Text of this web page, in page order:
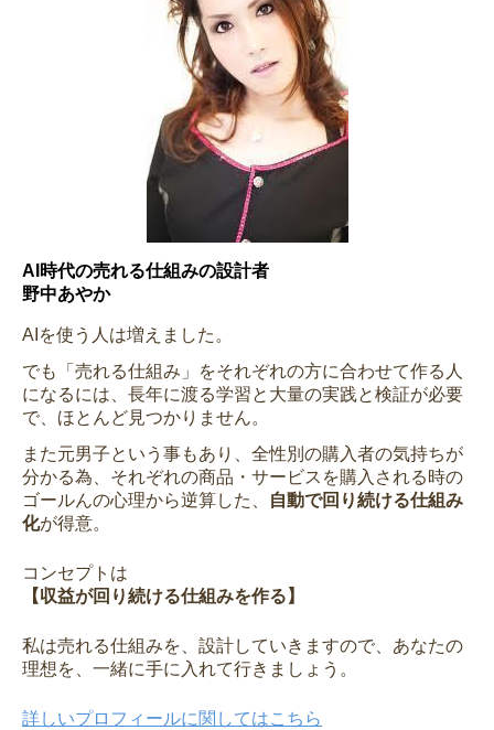
AI時代の売れる仕組みの設計者
野中あやか
AIを使う人は増えました。
でも「売れる仕組み」をそれぞれの方に合わせて作る人
になるには、長年に渡る学習と大量の実践と検証が必要
で、ほとんど見つかりません。
また元男子という事もあり、全性別の購入者の気持ちが
分かる為、それぞれの商品・サービスを購入される時の
ゴールんの心理から逆算した、
自動で回り続ける仕組み
化が得意。
コンセプトは
【収益が回り続ける仕組みを作る】
私は売れる仕組みを、設計していきますので、あなたの
理想を、一緒に手に入れて行きましょう。
詳しいプロフィールに関してはこちら